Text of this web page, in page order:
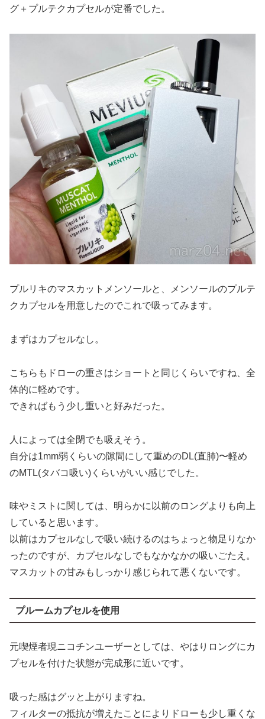
グ＋プルテクカプセルが定番でした。
プルリキのマスカットメンソールと、メンソールのプルテ
クカプセルを用意したのでこれで吸ってみます。
まずはカプセルなし。
こちらもドローの重さはショートと同じくらいですね、全
体的に軽めです。
できればもう少し重いと好みだった。
人によっては全閉でも吸えそう。
自分は1mm弱くらいの隙間にして重めのDL(直肺)〜軽め
のMTL(タバコ吸い)くらいがいい感じでした。
味やミストに関しては、明らかに以前のロングよりも向上
していると思います。
以前はカプセルなしで吸い続けるのはちょっと物足りなか
ったのですが、カプセルなしでもなかなかの吸いごたえ。
マスカットの甘みもしっかり感じられて悪くないです。
プルームカプセルを使用
元喫煙者現ニコチンユーザーとしては、やはりロングにカ
プセルを付けた状態が完成形に近いです。
吸った感はグッと上がりますね。
フィルターの抵抗が増えたことによりドローも少し重くな